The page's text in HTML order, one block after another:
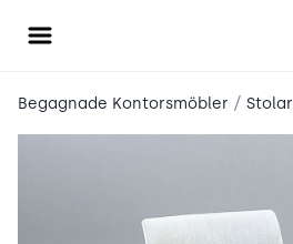
Öppna meny
Begagnade Kontorsmöbler / Stolar